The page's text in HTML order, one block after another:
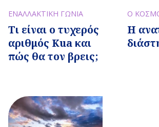
ΕΝΑΛΛΑΚΤΙΚΗ ΓΩΝΙΑ
Τι είναι ο τυχερός
αριθμός Kua και
πώς θα τον βρεις;
Ο
Η